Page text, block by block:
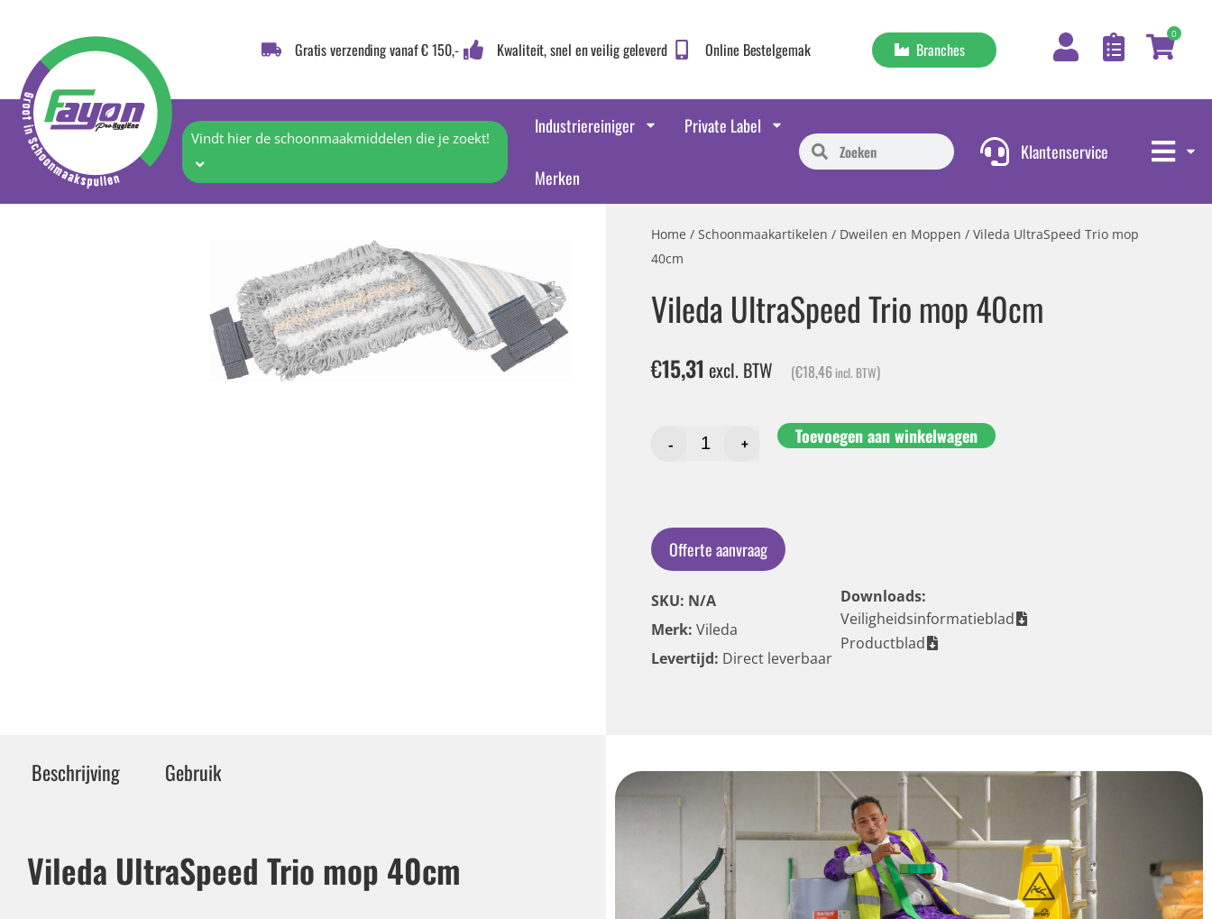
Gratis verzending vanaf € 150,- Kwaliteit, snel en veilig geleverd Online Bestelgemak Branches
0
Vindt hier de schoonmaakmiddelen die je zoekt!
Industriereiniger Private Label
Merken
Klantenservice
Home / Schoonmaakartikelen / Dweilen en Moppen / Vileda UltraSpeed Trio mop
40cm
Vileda UltraSpeed Trio mop 40cm
€15,31 excl. BTW (€18,46 incl. BTW)
- + Toevoegen aan winkelwagen
Offerte aanvraag
SKU: N/A
Merk: Vileda
Levertijd: Direct leverbaar
Downloads:
Veiligheidsinformatieblad
Productblad
Beschrijving Gebruik
Vileda UltraSpeed Trio mop 40cm